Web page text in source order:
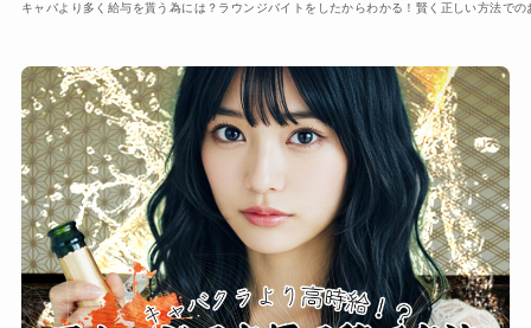
キャバより多く給与を貰う為には？ラウンジバイトをしたからわかる！賢く正しい方法での